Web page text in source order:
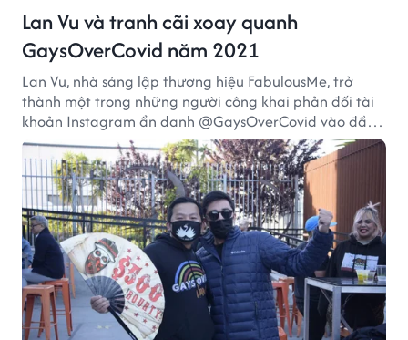
Lan Vu và tranh cãi xoay quanh
GaysOverCovid năm 2021
Lan Vu, nhà sáng lập thương hiệu FabulousMe, trở
thành một trong những người công khai phản đối tài
khoản Instagram ẩn danh @GaysOverCovid vào đầu
năm 2021, trong bối cảnh đại dịch COVID-19 vẫn diễn
biến nghiêm trọng.